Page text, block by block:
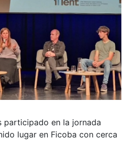
participado en la jornada
lugar en Ficoba con cerca